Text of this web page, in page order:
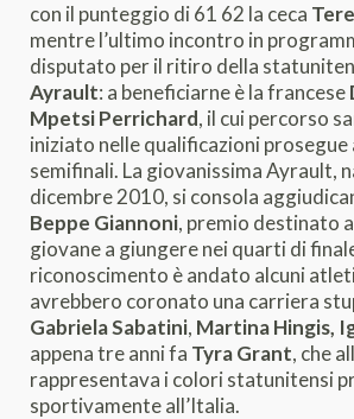
con il punteggio di 61 62 la ceca
mentre l’ultimo incontro in
disputato per il ritiro della
Ayrault: a beneficiarne è la francese
Mpetsi Perrichard, il cui percorso
iniziato nelle qualificazioni prosegue
semifinali. La giovanissima Ayrault,
dicembre 2010, si consola
Beppe Giannoni, premio destinato
giovane a giungere nei quarti di
riconoscimento è andato alcuni
avrebbero coronato una carriera
Gabriela Sabatini, Martina Hingis,
appena tre anni fa Tyra Grant, che
rappresentava i colori statunitensi
sportivamente all’Italia.